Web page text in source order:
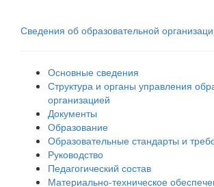
Сведения об образовательной
Основные сведения
Структура и органы управления
организацией
Документы
Образование
Образовательные стандарты и
Руководство
Педагогический состав
Материально-техническое